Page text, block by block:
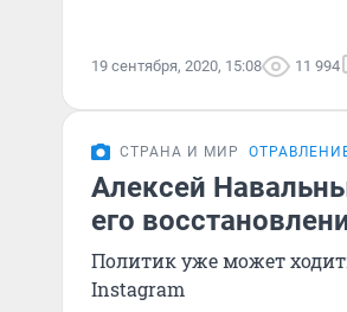
19 сентября, 2020, 15:08 11 994
СТРАНА И МИР
Алексей
его
Политик уже может
Instagram